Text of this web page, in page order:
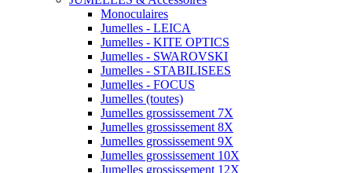
Monoculaires
Jumelles - LEICA
Jumelles - KITE OPTICS
Jumelles - SWAROVSKI
Jumelles - STABILISEES
Jumelles - FOCUS
Jumelles (toutes)
Jumelles grossissement 7X
Jumelles grossissement 8X
Jumelles grossissement 9X
Jumelles grossissement 10X
Jumelles grossissement 12X